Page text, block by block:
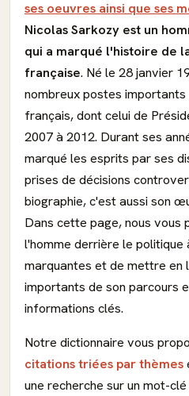
ses oeuvres ainsi que ses
Nicolas Sarkozy est un
qui a marqué l'histoire de
française. Né le 28 janvier
nombreux postes
français, dont celui de
2007 à 2012. Durant ses
marqué les esprits par ses
prises de décisions
biographie, c'est aussi son
Dans cette page, nous vous
l'homme derrière le
marquantes et de mettre en
importants de son parcours
informations clés.
Notre dictionnaire vous
citations triées par thèmes
une recherche sur un mot-